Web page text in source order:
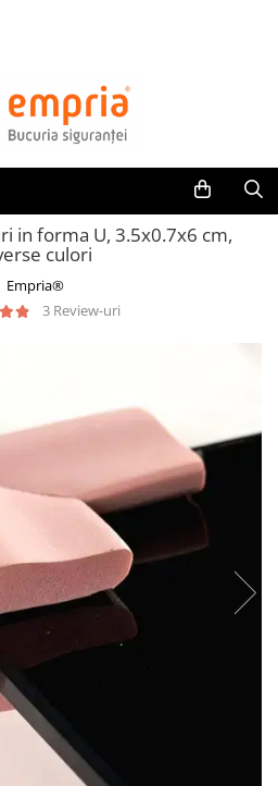
si
si
in forma U, 3.5x0.7x6 cm,
culori
Empria®
3 Review-uri